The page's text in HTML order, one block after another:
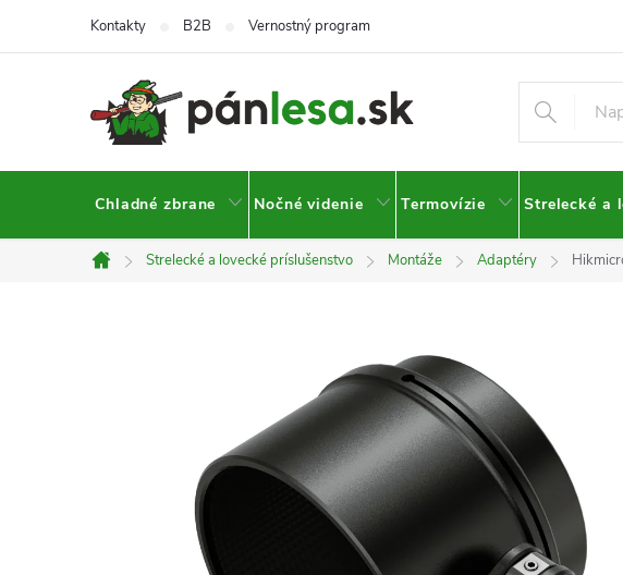
Kontakty B2B Vernostný program
Chladné zbrane Nočné videnie Termovízie Strelecké a
Domov
Strelecké a lovecké príslušenstvo Montáže Adaptéry